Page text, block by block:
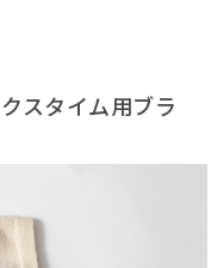
スタイム用ブラ